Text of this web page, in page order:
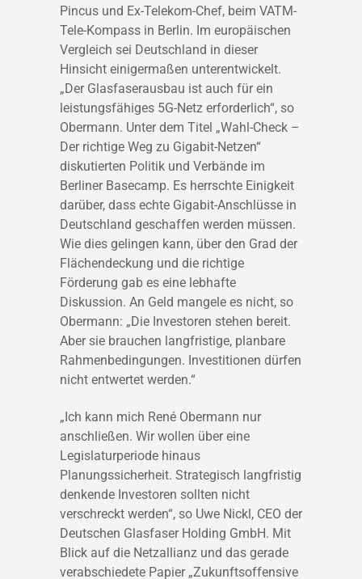
Pincus und Ex-Telekom-Chef, beim VATM-
Tele-Kompass in Berlin. Im europäischen
Vergleich sei Deutschland in dieser
Hinsicht einigermaßen unterentwickelt.
„Der Glasfaserausbau ist auch für ein
leistungsfähiges 5G-Netz erforderlich“, so
Obermann. Unter dem Titel „Wahl-Check –
Der richtige Weg zu Gigabit-Netzen“
diskutierten Politik und Verbände im
Berliner Basecamp. Es herrschte Einigkeit
darüber, dass echte Gigabit-Anschlüsse in
Deutschland geschaffen werden müssen.
Wie dies gelingen kann, über den Grad der
Flächendeckung und die richtige
Förderung gab es eine lebhafte
Diskussion. An Geld mangele es nicht, so
Obermann: „Die Investoren stehen bereit.
Aber sie brauchen langfristige, planbare
Rahmenbedingungen. Investitionen dürfen
nicht entwertet werden.“
„Ich kann mich René Obermann nur
anschließen. Wir wollen über eine
Legislaturperiode hinaus
Planungssicherheit. Strategisch langfristig
denkende Investoren sollten nicht
verschreckt werden“, so Uwe Nickl, CEO der
Deutschen Glasfaser Holding GmbH. Mit
Blick auf die Netzallianz und das gerade
verabschiedete Papier „Zukunftsoffensive